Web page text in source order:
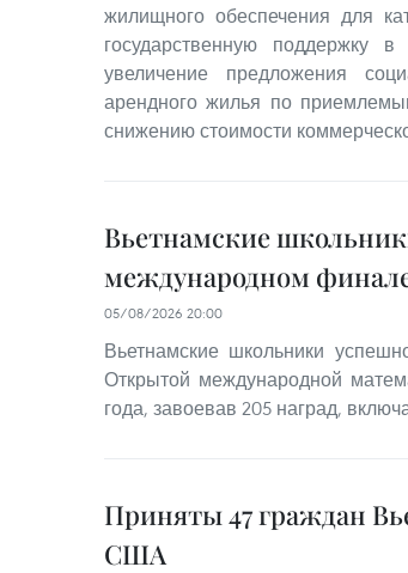
жилищного обеспечения для
государственную поддержку
увеличение предложения
арендного жилья по
снижению стоимости
Вьетнамские
международном
05/08/2026 20:00
Вьетнамские школьники
Открытой международной
года, завоевав 205 наград,
Приняты 47 граждан
США